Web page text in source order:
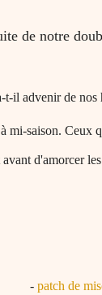
de notre
t-il advenir de nos
mi-saison. Ceux
d'amorcer
- patch de